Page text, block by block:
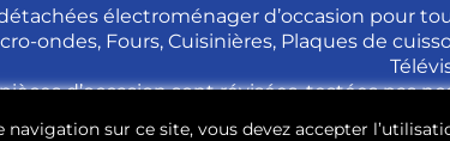
électroménager d’occasion pour
ondes, Fours, Cuisinières, Plaques de
d’occasion sont révisées, testées pas
sur ce site, vous devez accepter